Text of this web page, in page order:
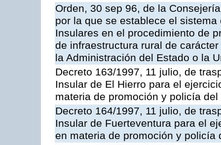
Orden, 30 sep 96, de la
por la que se establece el
Insulares en el procedimiento de
de infraestructura rural de
la Administración del Estado o la
Decreto 163/1997, 11 julio, de
Insular de El Hierro para el
materia de promoción y policía
Decreto 164/1997, 11 julio, de
Insular de Fuerteventura para el
en materia de promoción y policía